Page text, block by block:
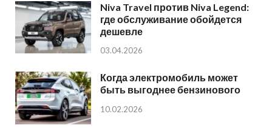
Niva Travel против Niva Legend:
где обслуживание обойдется
дешевле
03.04.2026
Когда электромобиль может
быть выгоднее бензинового
10.02.2026